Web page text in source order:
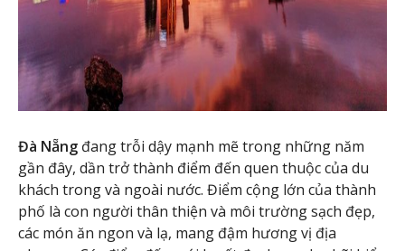
Đà Nẵng đang trỗi dậy mạnh mẽ trong những năm
gần đây, dần trở thành điểm đến quen thuộc của du
khách trong và ngoài nước. Điểm cộng lớn của thành
phố là con người thân thiện và môi trường sạch đẹp,
các món ăn ngon và lạ, mang đậm hương vị địa